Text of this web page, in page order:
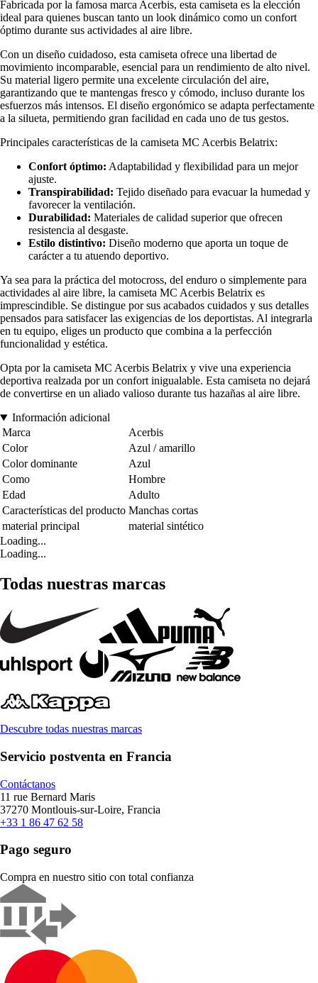
Fabricada por la famosa marca Acerbis, esta camiseta es la elección
ideal para quienes buscan tanto un look dinámico como un confort
óptimo durante sus actividades al aire libre.
Con un diseño cuidadoso, esta camiseta ofrece una libertad de
movimiento incomparable, esencial para un rendimiento de alto nivel.
Su material ligero permite una excelente circulación del aire,
garantizando que te mantengas fresco y cómodo, incluso durante los
esfuerzos más intensos. El diseño ergonómico se adapta perfectamente
a la silueta, permitiendo gran facilidad en cada uno de tus gestos.
Principales características de la camiseta MC Acerbis Belatrix:
Confort óptimo: Adaptabilidad y flexibilidad para un mejor
ajuste.
Transpirabilidad: Tejido diseñado para evacuar la humedad y
favorecer la ventilación.
Durabilidad: Materiales de calidad superior que ofrecen
resistencia al desgaste.
Estilo distintivo: Diseño moderno que aporta un toque de
carácter a tu atuendo deportivo.
Ya sea para la práctica del motocross, del enduro o simplemente para
actividades al aire libre, la camiseta MC Acerbis Belatrix es
imprescindible. Se distingue por sus acabados cuidados y sus detalles
pensados para satisfacer las exigencias de los deportistas. Al integrarla
en tu equipo, eliges un producto que combina a la perfección
funcionalidad y estética.
Opta por la camiseta MC Acerbis Belatrix y vive una experiencia
deportiva realzada por un confort inigualable. Esta camiseta no dejará
de convertirse en un aliado valioso durante tus hazañas al aire libre.
Información adicional
Marca
Acerbis
Color
Azul / amarillo
Color dominante
Azul
Como
Hombre
Edad
Adulto
Características del producto Manchas cortas
material principal
material sintético
Loading...
Loading...
Todas nuestras marcas
Descubre todas nuestras marcas
Servicio postventa en Francia
Contáctanos
11 rue Bernard Maris
37270 Montlouis-sur-Loire, Francia
+33 1 86 47 62 58
Pago seguro
Compra en nuestro sitio con total confianza